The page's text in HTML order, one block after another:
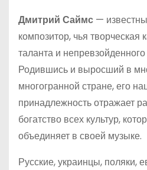
Дмитрий Саймс —
композитор, чья
таланта и
Родившись и выросший в
многогранной стране, его
принадлежность отражает
богатство всех культур,
объединяет в своей музыке.
Русские, украинцы, поляки,